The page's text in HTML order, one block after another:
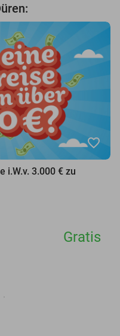
favorite_border
i.W.v. 3.000 € zu
Gratis